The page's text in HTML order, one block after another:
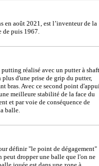
en août 2021, est l’inventeur de la
de puis 1967.
réalisé avec un putter à shaft
d'une prise de grip du putter,
bras. Avec ce second point
meilleure stabilité de la face du
et par voie de conséquence de
balle.
définir "le point de dégagement"
peut dropper une balle que l'on ne